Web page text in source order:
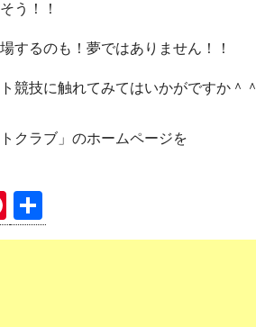
う！！
するのも！夢ではありません！！
競技に触れてみてはいかがですか＾＾
クラブ」のホームページを
Pi
nt 有